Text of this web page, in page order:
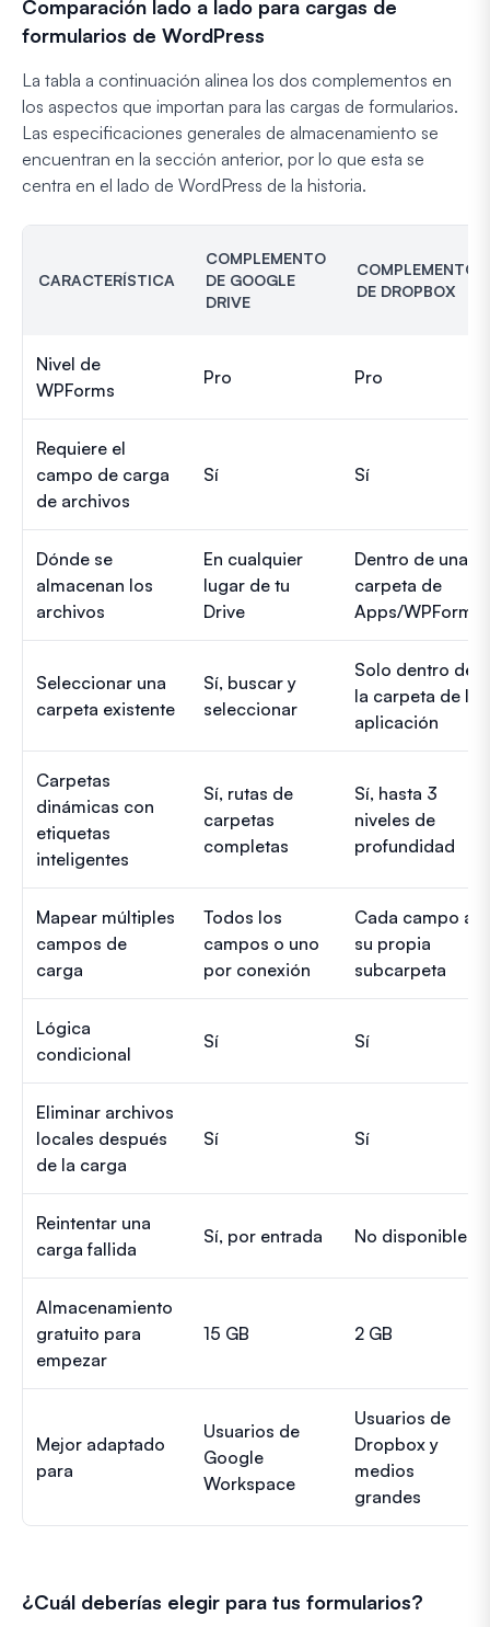
Comparación lado a lado para cargas de
formularios de WordPress
La tabla a continuación alinea los dos complementos en
los aspectos que importan para las cargas de formularios.
Las especificaciones generales de almacenamiento se
encuentran en la sección anterior, por lo que esta se
centra en el lado de WordPress de la historia.
CARACTERÍSTICA
COMPLEMENTO
DE GOOGLE
DRIVE
COMPLEMENTO
DE DROPBOX
Nivel de
WPForms
Pro Pro
Requiere el
campo de carga
de archivos
Sí Sí
Dónde se
almacenan los
archivos
En cualquier
lugar de tu
Drive
Dentro de una
carpeta de
Apps/WPForms
Seleccionar una
carpeta existente
Sí, buscar y
seleccionar
Solo dentro de
la carpeta de la
aplicación
Carpetas
dinámicas con
etiquetas
inteligentes
Sí, rutas de
carpetas
completas
Sí, hasta 3
niveles de
profundidad
Mapear múltiples
campos de
carga
Todos los
campos o uno
por conexión
Cada campo a
su propia
subcarpeta
Lógica
condicional
Sí Sí
Eliminar archivos
locales después
de la carga
Sí Sí
Reintentar una
carga fallida
Sí, por entrada No disponible
Almacenamiento
gratuito para
empezar
15 GB 2 GB
Mejor adaptado
para
Usuarios de
Google
Workspace
Usuarios de
Dropbox y
medios
grandes
¿Cuál deberías elegir para tus formularios?